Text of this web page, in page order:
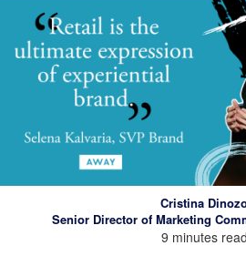
Cristina
Senior Director of Marketing
9 minutes read